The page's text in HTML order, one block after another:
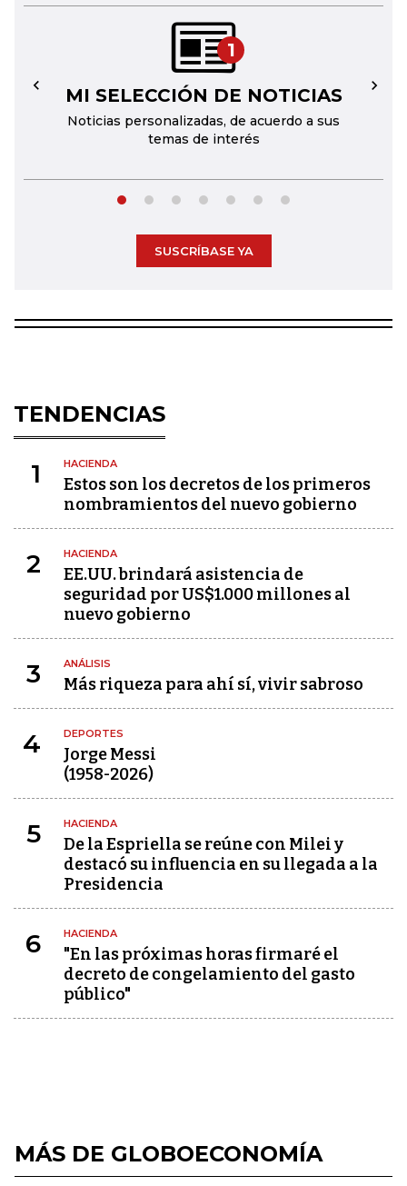
1
MI SELECCIÓN DE NOTICIAS
Noticias personalizadas, de acuerdo a sus
temas de interés
← →
SUSCRÍBASE YA
TENDENCIAS
1 HACIENDA
Estos son los decretos de los primeros
nombramientos del nuevo gobierno
2 HACIENDA
EE.UU. brindará asistencia de
seguridad por US$1.000 millones al
nuevo gobierno
3 ANÁLISIS
Más riqueza para ahí sí, vivir sabroso
4 DEPORTES
Jorge Messi
(1958-2026)
5 HACIENDA
De la Espriella se reúne con Milei y
destacó su influencia en su llegada a la
Presidencia
6 HACIENDA
"En las próximas horas firmaré el
decreto de congelamiento del gasto
público"
MÁS DE GLOBOECONOMÍA